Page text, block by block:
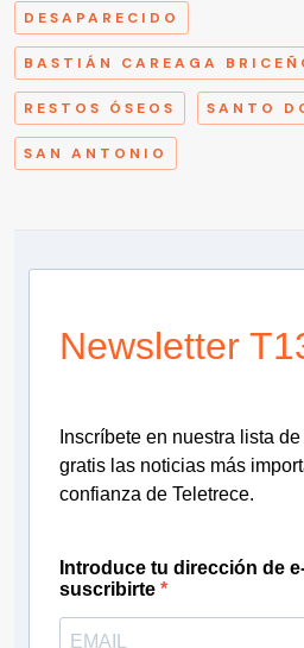
DESAPARECIDO
BASTIÁN CAREAGA
RESTOS ÓSEOS SANTO
SAN ANTONIO
Newsletter
Inscríbete en nuestra lista
gratis las noticias más
confianza de Teletrece.
Introduce tu dirección de
suscribirte